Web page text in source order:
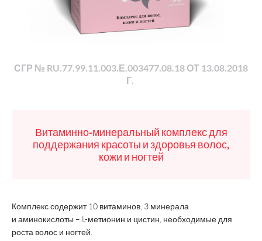
СГР № RU.77.99.11.003.Е.003477.08.18 ОТ 13.08.2018
Г.
Витаминно-минеральный комплекс для
поддержания красоты и здоровья волос,
кожи и ногтей
Комплекс содержит 10 витаминов, 3 минерала
и аминокислоты – L-метионин и цистин, необходимые для
роста волос и ногтей.